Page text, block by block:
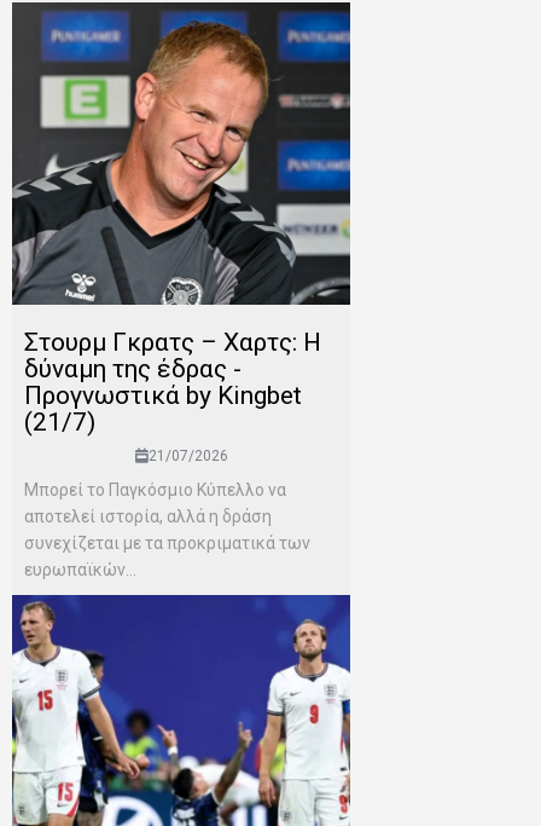
Στουρμ Γκρατς – Χαρτς: Η
δύναμη της έδρας -
Προγνωστικά by Kingbet
(21/7)
21/07/2026
Μπορεί το Παγκόσμιο Κύπελλο να
αποτελεί ιστορία, αλλά η δράση
συνεχίζεται με τα προκριματικά των
ευρωπαϊκών...